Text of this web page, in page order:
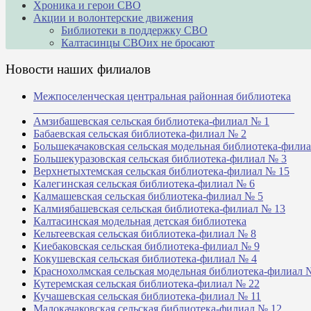
Хроника и герои СВО
Акции и волонтерские движения
Библиотеки в поддержку СВО
Калтасинцы СВОих не бросают
Новости наших филиалов
Межпоселенческая центральная районная библиотека
Амзибашевская сельская библиотека-филиал № 1
Бабаевская сельская библиотека-филиал № 2
Большекачаковская сельская модельная библиотека-
Большекуразовская сельская библиотека-филиал № 3
Верхнетыхтемская сельская библиотека-филиал № 15
Калегинская сельская библиотека-филиал № 6
Калмашевская сельская библиотека-филиал № 5
Калмиябашевская сельская библиотека-филиал № 13
Калтасинская модельная детская библиотека
Кельтеевская сельская библиотека-филиал № 8
Киебаковская сельская библиотека-филиал № 9
Кокушевская сельская библиотека-филиал № 4
Краснохолмская сельская модельная библиотека-филиал
Кутеремская сельская библиотека-филиал № 22
Кучашевская сельская библиотека-филиал № 11